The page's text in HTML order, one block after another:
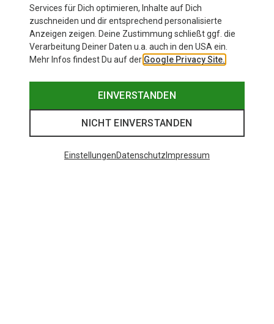
Services für Dich optimieren, Inhalte auf Dich
zuschneiden und dir entsprechend personalisierte
Anzeigen zeigen. Deine Zustimmung schließt ggf. die
Verarbeitung Deiner Daten u.a. auch in den USA ein.
Mehr Infos findest Du auf der Google Privacy Site.
EINVERSTANDEN
NICHT EINVERSTANDEN
EinstellungenDatenschutz Impressum